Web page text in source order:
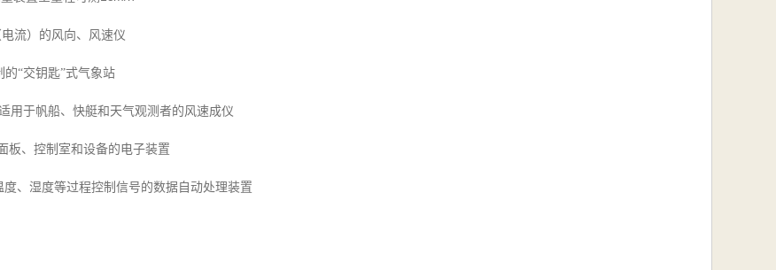
流）的风向、风速仪
的“交钥匙”式气象站
用于帆船、快艇和天气观测者的风速成仪
板、控制室和设备的电子装置
度、湿度等过程控制信号的数据自动处理装置